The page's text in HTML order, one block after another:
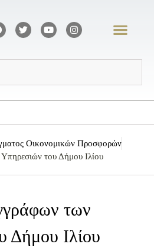
Οικονομικών Προσφορών
του Δήμου Ιλίου
των
Δήμου Ιλίου